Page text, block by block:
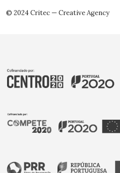
© 2024 Critec — Creative Agency